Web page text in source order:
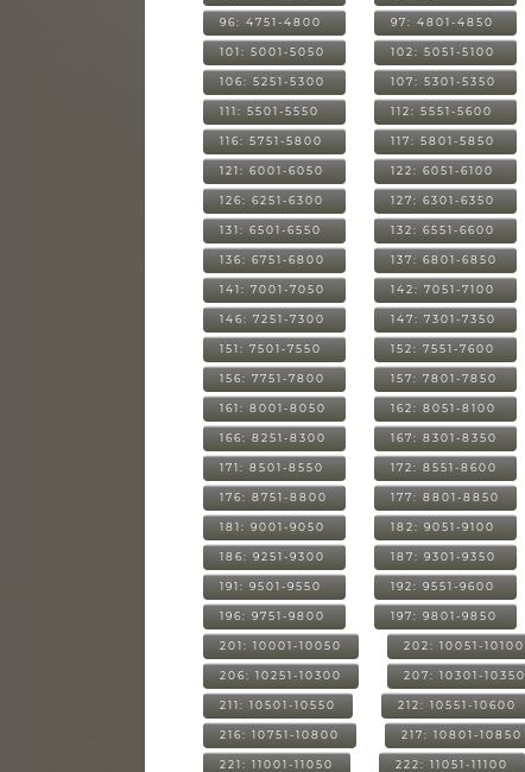
96: 4751-4800 97: 4801-4850
101: 5001-5050 102: 5051-5100
106: 5251-5300 107: 5301-5350
111: 5501-5550 112: 5551-5600
116: 5751-5800 117: 5801-5850
121: 6001-6050 122: 6051-6100
126: 6251-6300 127: 6301-6350
131: 6501-6550 132: 6551-6600
136: 6751-6800 137: 6801-6850
141: 7001-7050 142: 7051-7100
146: 7251-7300 147: 7301-7350
151: 7501-7550 152: 7551-7600
156: 7751-7800 157: 7801-7850
161: 8001-8050 162: 8051-8100
166: 8251-8300 167: 8301-8350
171: 8501-8550 172: 8551-8600
176: 8751-8800 177: 8801-8850
181: 9001-9050 182: 9051-9100
186: 9251-9300 187: 9301-9350
191: 9501-9550 192: 9551-9600
196: 9751-9800 197: 9801-9850
201: 10001-10050 202: 10051-10100
206: 10251-10300 207: 10301-10350
211: 10501-10550 212: 10551-10600
216: 10751-10800 217: 10801-10850
221: 11001-11050 222: 11051-11100